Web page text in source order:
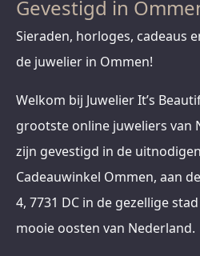
Gevestigd in
Sieraden, horloges, cadeaus
de juwelier in Ommen!
Welkom bij Juwelier It’s
grootste online juweliers van
zijn gevestigd in de
Cadeauwinkel Ommen, aan
4, 7731 DC in de gezellige
mooie oosten van Nederland.